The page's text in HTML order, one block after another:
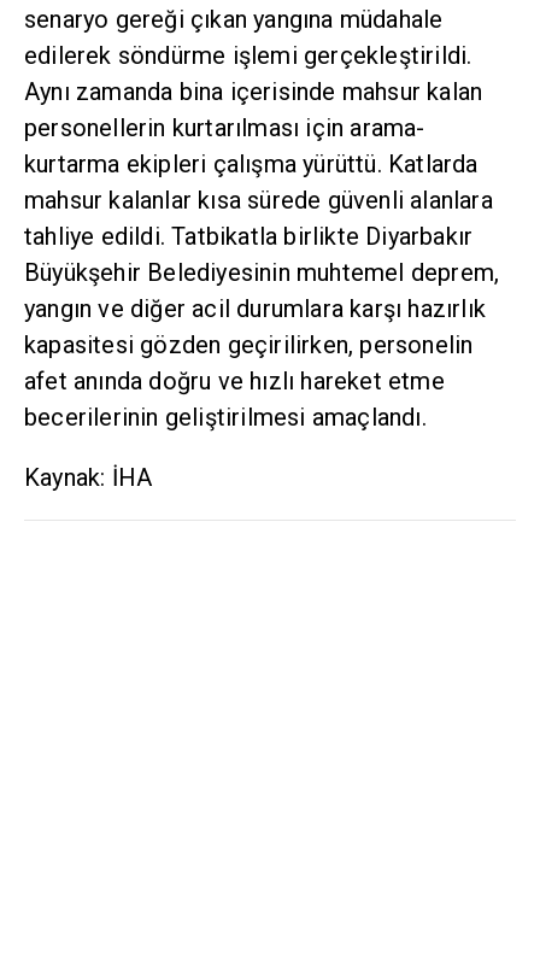
senaryo gereği çıkan yangına müdahale
edilerek söndürme işlemi gerçekleştirildi.
Aynı zamanda bina içerisinde mahsur kalan
personellerin kurtarılması için arama-
kurtarma ekipleri çalışma yürüttü. Katlarda
mahsur kalanlar kısa sürede güvenli alanlara
tahliye edildi. Tatbikatla birlikte Diyarbakır
Büyükşehir Belediyesinin muhtemel deprem,
yangın ve diğer acil durumlara karşı hazırlık
kapasitesi gözden geçirilirken, personelin
afet anında doğru ve hızlı hareket etme
becerilerinin geliştirilmesi amaçlandı.
Kaynak: İHA